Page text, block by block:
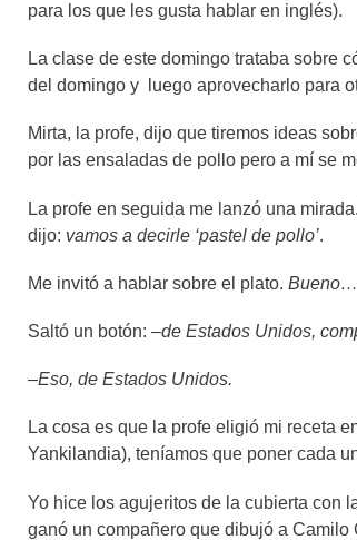
para los que les gusta hablar en inglés).
La clase de este domingo trataba sobre
del domingo y luego aprovecharlo para
Mirta, la profe, dijo que tiremos ideas
por las ensaladas de pollo pero a mí se
La profe en seguida me lanzó una
dijo: vamos a decirle ‘pastel de pollo’.
Me invitó a hablar sobre el plato. Bueno…
Saltó un botón: –de Estados Unidos,
–Eso, de Estados Unidos.
La cosa es que la profe eligió mi receta
Yankilandia), teníamos que poner cada
Yo hice los agujeritos de la cubierta con
ganó un compañero que dibujó a Camilo